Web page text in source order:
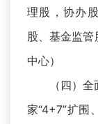
理股，协办
股、基金监
中心）
（四）
家“4+7”扩围